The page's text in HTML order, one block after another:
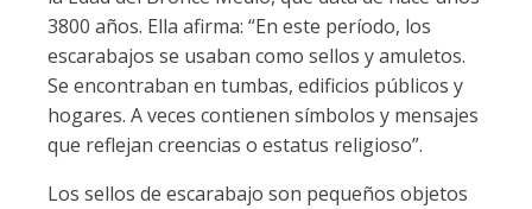
3800 años. Ella afirma: “En este período, los
escarabajos se usaban como sellos y amuletos.
Se encontraban en tumbas, edificios públicos y
hogares. A veces contienen símbolos y mensajes
que reflejan creencias o estatus religioso”.
Los sellos de escarabajo son pequeños objetos